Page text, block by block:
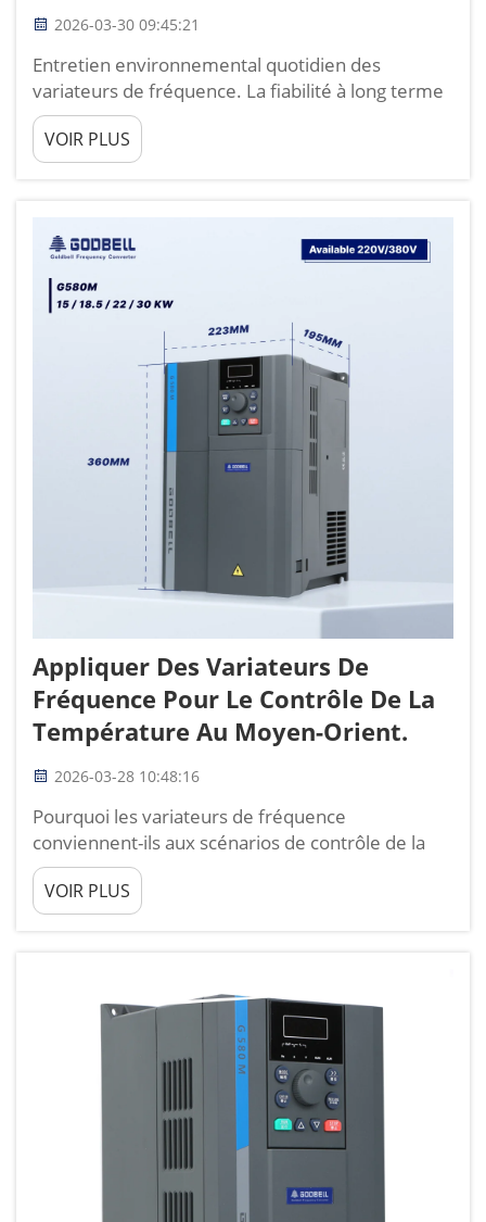
2026-03-30 09:45:21
Entretien environnemental quotidien des
variateurs de fréquence. La fiabilité à long terme
des variateurs de fréquence commence par le
contrôle de l’environnement dans lequel ils
fonctionnent. J’entretiens et dépanne des
VOIR PLUS
Appliquer Des Variateurs De
Fréquence Pour Le Contrôle De La
Température Au Moyen-Orient.
2026-03-28 10:48:16
Pourquoi les variateurs de fréquence
conviennent-ils aux scénarios de contrôle de la
température au Moyen-Orient ? Le contrôle de la
température au Moyen-Orient est totalement
différent de celui des autres régions. Des
jour et la nuit, he...
VOIR PLUS